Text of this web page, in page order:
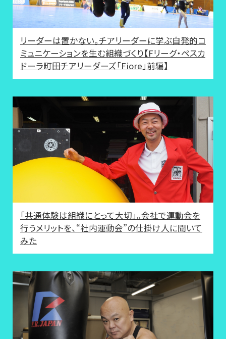
リーダーは置かない。チアリーダーに学ぶ自発的コ
ミュニケーションを生む組織づくり【Fリーグ・ペスカ
ドーラ町田チアリーダーズ「Fiore」前編】
「共通体験は組織にとって大切」。会社で運動会を
行うメリットを、“社内運動会”の仕掛け人に聞いて
みた